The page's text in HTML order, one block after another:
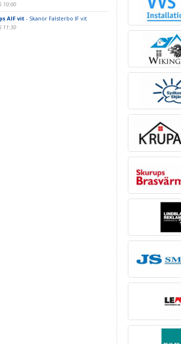
10:00
AIF vit- Skanör Falsterbo IF vit
11:30